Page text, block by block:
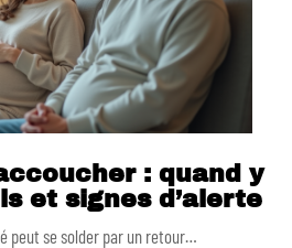
: quand y
et signes d’alerte
se solder par un retour…